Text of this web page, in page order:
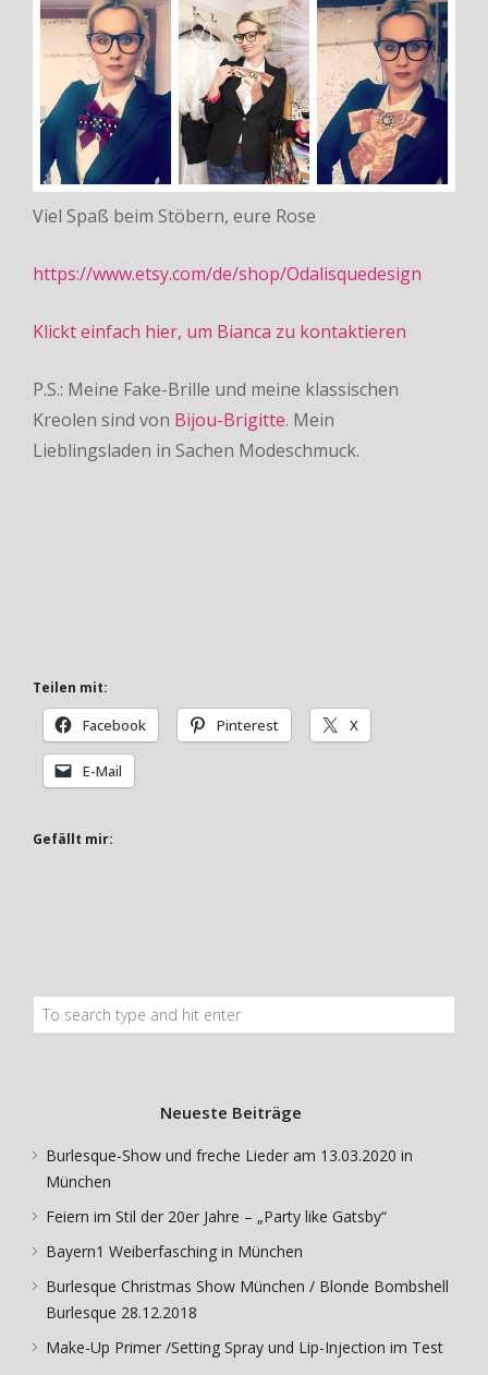
Viel Spaß beim Stöbern, eure Rose
https://www.etsy.com/de/shop/Odalisquedesign
Klickt einfach hier, um Bianca zu kontaktieren
P.S.: Meine Fake-Brille und meine klassischen
Kreolen sind von Bijou-Brigitte. Mein
Lieblingsladen in Sachen Modeschmuck.
Teilen mit:
Facebook Pinterest X
E-Mail
Gefällt mir:
Neueste Beiträge
Burlesque-Show und freche Lieder am 13.03.2020 in
München
Feiern im Stil der 20er Jahre – „Party like Gatsby“
Bayern1 Weiberfasching in München
Burlesque Christmas Show München / Blonde Bombshell
Burlesque 28.12.2018
Make-Up Primer /Setting Spray und Lip-Injection im Test